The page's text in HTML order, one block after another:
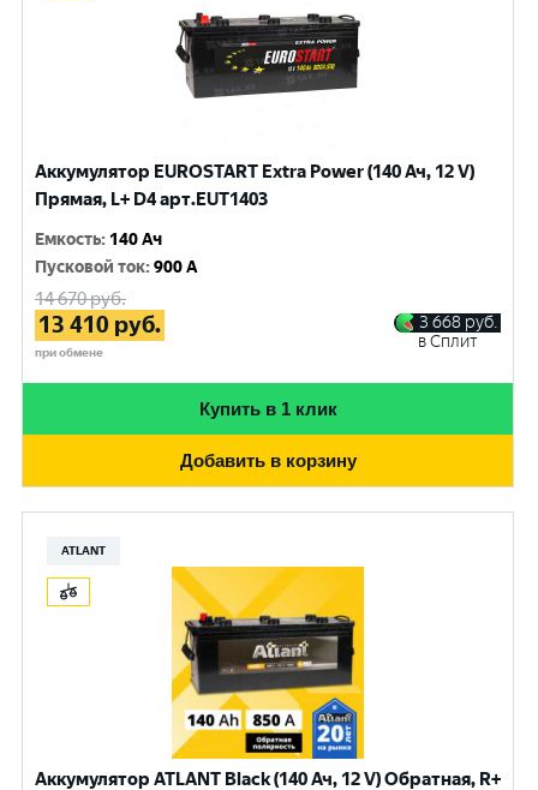
Аккумулятор EUROSTART Extra Power (140 Ач, 12 V)
Прямая, L+ D4 арт.EUT1403
Емкость: 140 Ач
Пусковой ток:900 A
14 670руб.
13 410 руб.
при обмене
3 668 руб.
в Сплит
Купить в 1 клик
Добавить в корзину
ATLANT
Аккумулятор ATLANT Black (140 Ач, 12 V) Обратная, R+